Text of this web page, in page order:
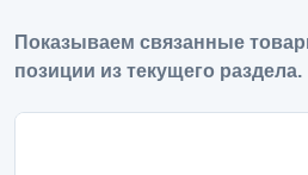
Показываем связанные
позиции из текущего раздела.